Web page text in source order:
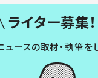
ライター募集！
ュースの取材・執筆を